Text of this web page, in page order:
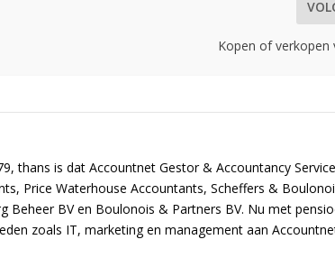
Kopen of verkopen
thans is dat Accountnet Gestor & Accountancy
Price Waterhouse Accountants, Scheffers &
Beheer BV en Boulonois & Partners BV. Nu met
zoals IT, marketing en management aan